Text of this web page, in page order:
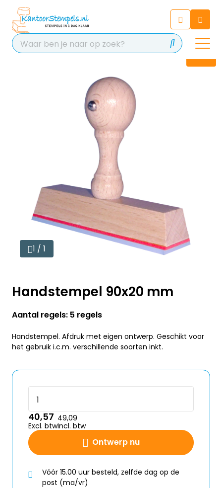
Chat 24/7 met onze chatbot
voor hulp
Contact
1 / 1
Handstempel 90x20 mm
Aantal regels: 5 regels
Handstempel. Afdruk met eigen ontwerp. Geschikt voor
het gebruik i.c.m. verschillende soorten inkt.
Ontwerp nu
40,57
Excl. btw
49,09
Incl. btw
Vóór 15.00 uur besteld, zelfde dag op de
post (ma/vr)